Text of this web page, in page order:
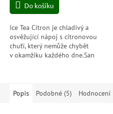
5
hvězdiček.
Do košíku
Ice Tea Citron je chladivý a
osvěžující nápoj s citronovou
chuťí, který nemůže chybět
v okamžiku každého dne.San
Popis Podobné (5) Hodnocení